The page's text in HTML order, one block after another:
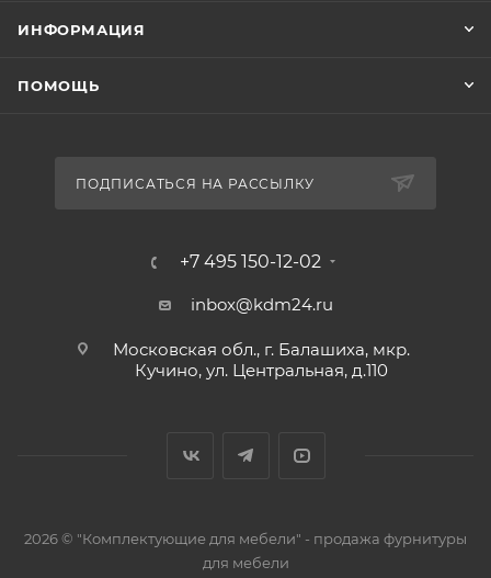
ИНФОРМАЦИЯ
ПОМОЩЬ
ПОДПИСАТЬСЯ НА РАССЫЛКУ
+7 495 150-12-02
inbox@kdm24.ru
Московская обл., г. Балашиха, мкр.
Кучино, ул. Центральная, д.110
2026 © "Комплектующие для мебели" - продажа фурнитуры
для мебели